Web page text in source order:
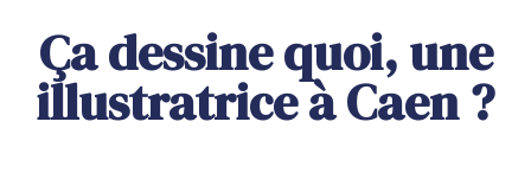
Ça dessine quoi, une
illustratrice à Caen ?